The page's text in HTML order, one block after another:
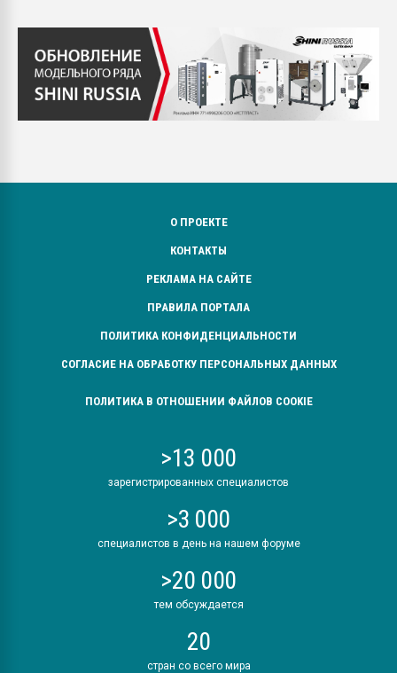
О ПРОЕКТЕ
КОНТАКТЫ
РЕКЛАМА НА САЙТЕ
ПРАВИЛА ПОРТАЛА
ПОЛИТИКА КОНФИДЕНЦИАЛЬНОСТИ
СОГЛАСИЕ НА ОБРАБОТКУ ПЕРСОНАЛЬНЫХ ДАННЫХ
ПОЛИТИКА В ОТНОШЕНИИ ФАЙЛОВ COOKIE
>13 000
зарегистрированных специалистов
>3 000
специалистов в день на нашем форуме
>20 000
тем обсуждается
20
стран со всего мира